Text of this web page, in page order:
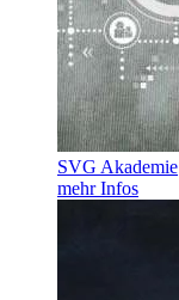
SVG Akademie
mehr Infos